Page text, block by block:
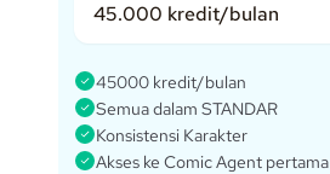
45.000 kredit/bulan
45000 kredit/bulan
Semua dalam STANDAR
Konsistensi Karakter
Akses ke Comic Agent